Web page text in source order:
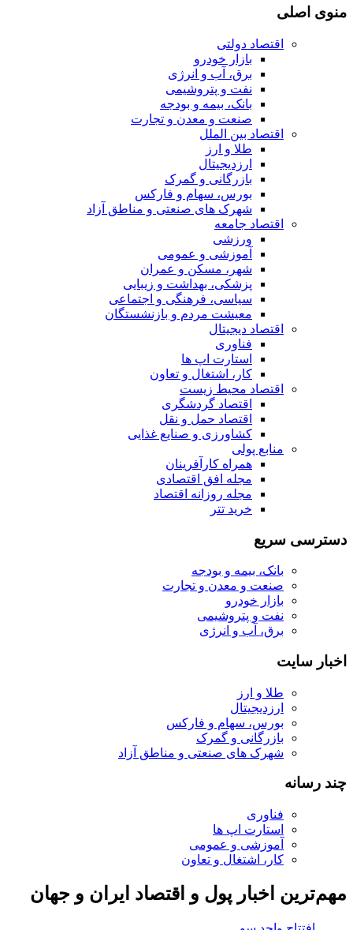
منوی اصلی
اقتصاد دولتی
بازار خودرو
برق، آب و انرژی
نفت و پتروشیمی
بانک، بیمه و بودجه
صنعت و معدن و تجارت
اقتصاد بین الملل
طلا و ارز
ارزدیجیتال
بازرگانی و گمرک
بورس، سهام و فارکس
شهرک های صنعتی و مناطق آزاد
اقتصاد جامعه
ورزشی
آموزشی و عمومی
شهر، مسکن و عمران
پزشکی، بهداشت و زیبایی
سیاسی، فرهنگی و اجتماعی
معیشت مردم و بازنشستگان
اقتصاد دیجیتال
فناوری
استارت اپ ها
کار، اشتغال و تعاون
اقتصاد محیط زیست
اقتصاد گردشگری
اقتصاد حمل و نقل
کشاورزی و صنایع غذایی
منابع پولی
همراه کارآفرینان
مجله افق اقتصادی
مجله روزانه اقتصاد
خرید تتر
دسترسی سریع
بانک، بیمه و بودجه
صنعت و معدن و تجارت
بازار خودرو
نفت و پتروشیمی
برق، آب و انرژی
اخبار سایت
طلا و ارز
ارزدیجیتال
بورس، سهام و فارکس
بازرگانی و گمرک
شهرک های صنعتی و مناطق آزاد
چند رسانه
فناوری
استارت اپ ها
آموزشی و عمومی
کار، اشتغال و تعاون
مهم‌ترین اخبار پول و اقتصاد ایران و جهان